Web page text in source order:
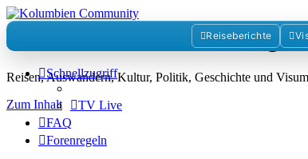
Kolumbienforum - Das
Reisen, Auswandern, Kultur, Politik, Geschichte und
Zum Inhalt
Reiseberichte
Schnellzugriff
TV Live
FAQ
Forenregeln